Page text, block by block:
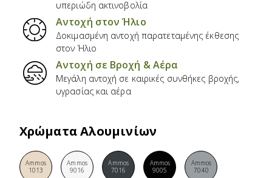
υπεριώδη ακτινοβολία
Αντοχή στον Ήλιο
Δοκιμασμένη αντοχή παρατεταμένης έκθεσης
στον Ήλιο
Αντοχή σε Βροχή & Αέρα
Μεγάλη αντοχή σε καιρικές συνθήκες βροχής,
υγρασίας και αέρα
Χρώματα Αλουμινίων
Ammos
1013
Ammos
9016
Ammos
7016
Ammos
9005
Ammos
7040